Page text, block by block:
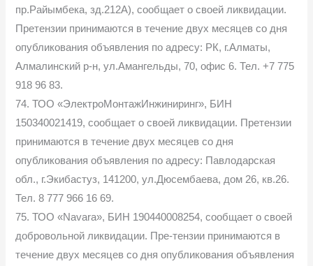
пр.Райымбека, зд.212А), сообщает о своей ликвидации.
Претензии принимаются в течение двух месяцев со дня
опубликования объявления по адресу: РК, г.Алматы,
Алмалинский р-н, ул.Амангельды, 70, офис 6. Тел. +7 775
918 96 83.
74. ТОО «ЭлектроМонтажИнжиниринг», БИН
150340021419, сообщает о своей ликвидации. Претензии
принимаются в течение двух месяцев со дня
опубликования объявления по адресу: Павлодарская
обл., г.Экибастуз, 141200, ул.Дюсембаева, дом 26, кв.26.
Тел. 8 777 966 16 69.
75. ТОО «Navara», БИН 190440008254, сообщает о своей
добровольной ликвидации. Пре-тензии принимаются в
течение двух месяцев со дня опубликования объявления